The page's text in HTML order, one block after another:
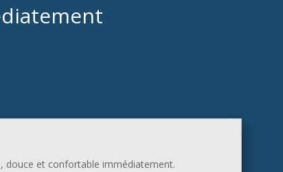
douce et confortable immédiatement.